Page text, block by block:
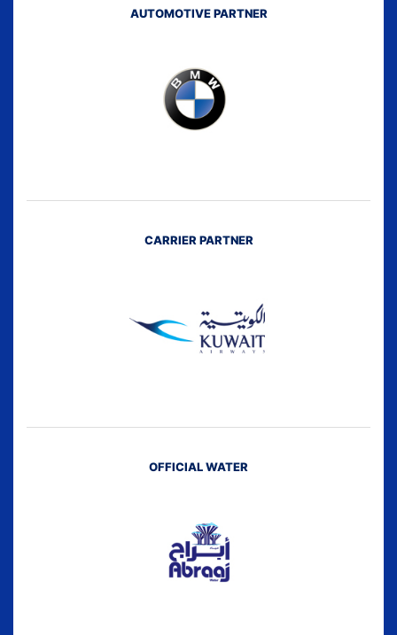
AUTOMOTIVE PARTNER
CARRIER PARTNER
OFFICIAL WATER